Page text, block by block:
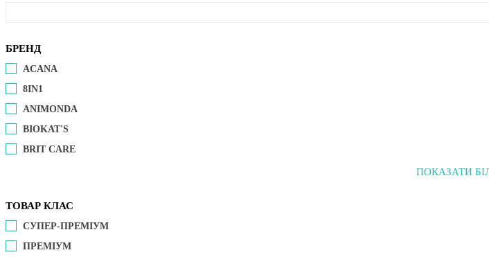
БРЕНД
ACANA
8IN1
ANIMONDA
BIOKAT'S
BRIT CARE
ПОКАЗАТИ
ТОВАР КЛАС
СУПЕР-ПРЕМІУМ
ПРЕМІУМ